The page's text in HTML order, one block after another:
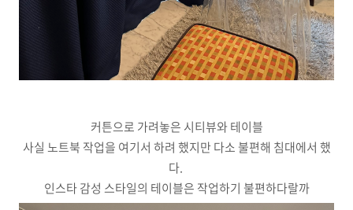
커튼으로 가려놓은 시티뷰와 테이블
사실 노트북 작업을 여기서 하려 했지만 다소 불편해 침대에서 했
다.
인스타 감성 스타일의 테이블은 작업하기 불편하다랄까